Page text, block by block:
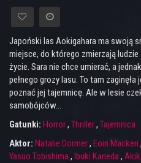
Japoński las Aokigahara ma swoją
miejsce, do którego zmierzają ludzie
życie. Sara nie chce umierać, a
pełnego grozy lasu. To tam
poznać jej tajemnicę. Ale w lesie
samobójców...
Gatunki: Horror, Thriller, Tajemnica
Aktor: Natalie Dormer, Eoin Macken ,
Yasuo Tobishima, Ibuki Kaneda,